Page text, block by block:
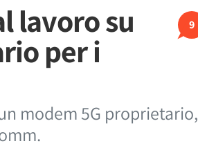
9
lavoro su
per i
modem 5G proprietario,